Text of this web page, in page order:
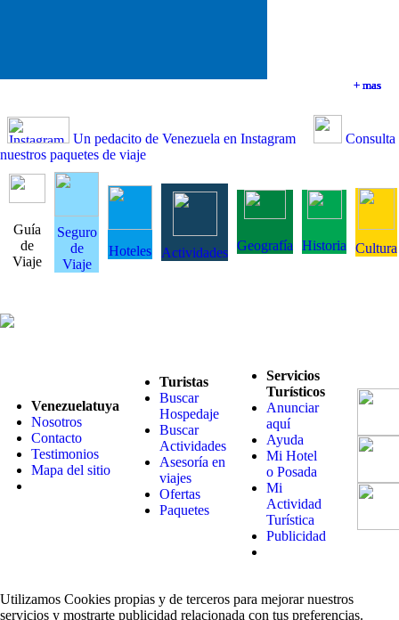
+ mas
+ mas
+ mas
+ mas
Un pedacito de Venezuela en Instagram
Consulta
nuestros paquetes de viaje
Guía
de
Viaje
Seguro
de
Viaje
Hoteles Actividades Geografía Historia Cultura
Venezuelatuya
Nosotros
Contacto
Testimonios
Mapa del sitio
Turistas
Buscar
Hospedaje
Buscar
Actividades
Asesoría en
viajes
Ofertas
Paquetes
Servicios
Turísticos
Anunciar
aquí
Ayuda
Mi Hotel
o Posada
Mi
Actividad
Turística
Publicidad
Utilizamos Cookies propias y de terceros para mejorar nuestros
servicios y mostrarte publicidad relacionada con tus preferencias.